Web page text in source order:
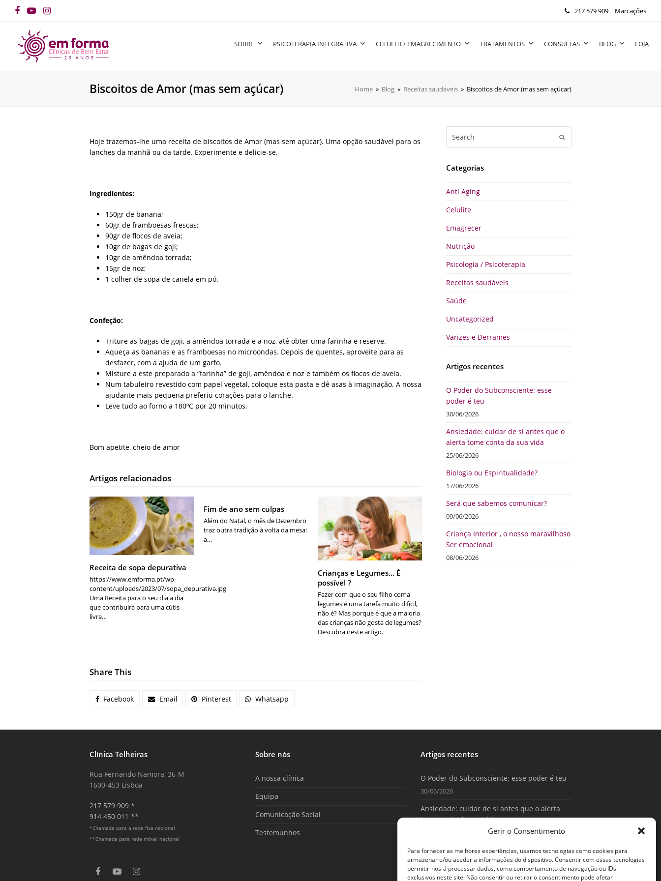
Gerir o Consentimento
Para fornecer as melhores experiências, usamos tecnologias como cookies para
armazenar e/ou aceder a informações do dispositivo. Consentir com essas tecnologias
permitir-nos-á processar dados, como comportamento de navegação ou IDs
exclusivos neste site. Não consentir ou retirar o consentimento pode afetar
Facebook
YouTubeInstagram 217 579 909 Marcações
SOBRE PSICOTERAPIA INTEGRATIVA CELULITE/ EMAGRECIMENTO TRATAMENTOS CONSULTAS BLOG LOJA
Biscoitos de Amor (mas sem açúcar) Home » Blog » Receitas saudáveis » Biscoitos de Amor (mas sem açúcar)
Categorias
Anti Aging
Celulite
Emagrecer
Nutrição
Psicologia / Psicoterapia
Receitas saudáveis
Saúde
Uncategorized
Varizes e Derrames
Artigos recentes
O Poder do Subconsciente: esse
poder é teu
30/06/2026
Ansiedade: cuidar de si antes que o
alerta tome conta da sua vida
25/06/2026
Biologia ou Espiritualidade?
17/06/2026
Será que sabemos comunicar?
09/06/2026
Criança Interior , o nosso maravilhoso
Ser emocional
08/06/2026
Hoje trazemos-lhe uma receita de biscoitos de Amor (mas sem açúcar). Uma opção saudável para os
lanches da manhã ou da tarde. Experimente e delicie-se.
Ingredientes:
150gr de banana;
60gr de framboesas frescas;
90gr de flocos de aveia;
10gr de bagas de goji;
10gr de amêndoa torrada;
15gr de noz;
1 colher de sopa de canela em pó.
Confeção:
Triture as bagas de goji, a amêndoa torrada e a noz, até obter uma farinha e reserve.
Aqueça as bananas e as framboesas no microondas. Depois de quentes, aproveite para as
desfazer, com a ajuda de um garfo.
Misture a este preparado a “farinha” de goji, amêndoa e noz e também os flocos de aveia.
Num tabuleiro revestido com papel vegetal, coloque esta pasta e dê asas à imaginação. A nossa
ajudante mais pequena preferiu corações para o lanche.
Leve tudo ao forno a 180ºC por 20 minutos.
Bom apetite, cheio de amor
Artigos relacionados
Receita de sopa depurativa
https://www.emforma.pt/wp-
content/uploads/2023/07/sopa_depurativa.jpg
Uma Receita para o seu dia a dia
que contribuirá para uma cútis
livre…
Fim de ano sem culpas
Além do Natal, o mês de Dezembro
traz outra tradição à volta da mesa:
a…
Crianças e Legumes… É
possível ?
Fazer com que o seu filho coma
legumes é uma tarefa muito difícil,
não é? Mas porque é que a maioria
das crianças não gosta de legumes?
Descubra neste artigo.
Share This
Facebook Email Pinterest Whatsapp
Clínica Telheiras
Rua Fernando Namora, 36-M
1600-453 Lisboa
217 579 909 *
914 450 011 **
*Chamada para a rede fixa nacional
**Chamada para rede móvel nacional
F Y I
Sobre nós
A nossa clínica
Equipa
Comunicação Social
Testemunhos
Artigos recentes
O Poder do Subconsciente: esse poder é teu
30/06/2026
Ansiedade: cuidar de si antes que o alerta
tome conta da sua vida